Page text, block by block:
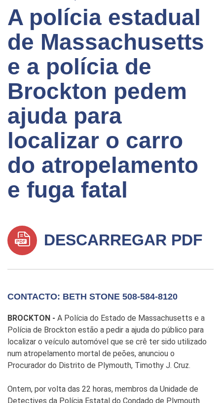
A polícia estadual
de Massachusetts
e a polícia de
Brockton pedem
ajuda para
localizar o carro
do atropelamento
e fuga fatal
DESCARREGAR PDF
CONTACTO: BETH STONE 508-584-8120
BROCKTON - A Polícia do Estado de Massachusetts e a
Polícia de Brockton estão a pedir a ajuda do público para
localizar o veículo automóvel que se crê ter sido utilizado
num atropelamento mortal de peões, anunciou o
Procurador do Distrito de Plymouth, Timothy J. Cruz.
Ontem, por volta das 22 horas, membros da Unidade de
Detectives da Polícia Estatal do Condado de Plymouth